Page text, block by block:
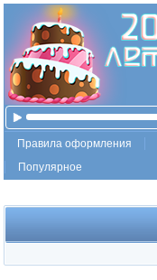
Правила оформления
Популярное